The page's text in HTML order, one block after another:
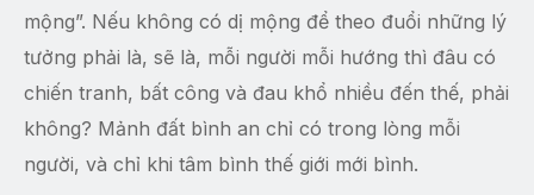
mộng”. Nếu không có dị mộng để theo đuổi những lý
tưởng phải là, sẽ là, mỗi người mỗi hướng thì đâu có
chiến tranh, bất công và đau khổ nhiều đến thế, phải
không? Mảnh đất bình an chỉ có trong lòng mỗi
người, và chỉ khi tâm bình thế giới mới bình.